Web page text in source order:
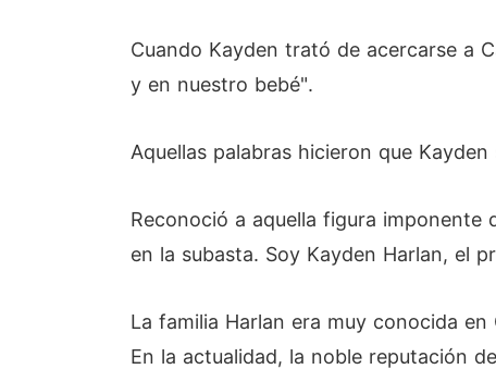
Cuando Kayden trató de acercarse a
y en nuestro bebé".
Aquellas palabras hicieron que
Reconoció a aquella figura
en la subasta. Soy Kayden Harlan, el
La familia Harlan era muy conocida
En la actualidad, la noble reputación